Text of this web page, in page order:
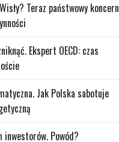
Teraz państwowy koncern
Ekspert OECD: czas
Jak Polska sabotuje
Powód?